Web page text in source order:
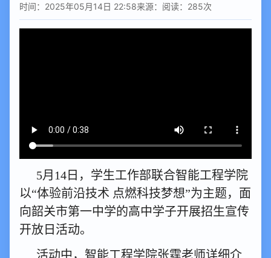
时间：2025年05月14日 22:58来源： 阅读： 285次
5月14日，学生工作部联合智能工程学院
以“体验前沿技术 点燃科技梦想”为主题，面
向韶关市第一中学的高中学子开展招生宣传
开放日活动。
活动中，智能工程学院张霆老师详细介